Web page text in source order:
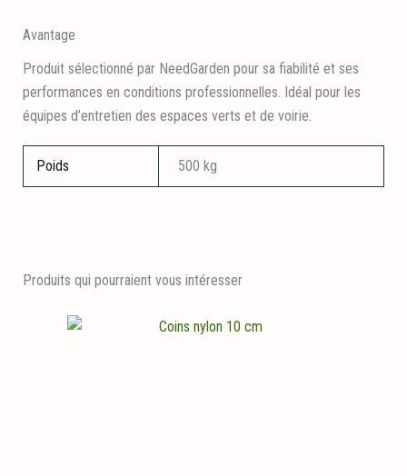
Avantage
Produit sélectionné par NeedGarden pour sa fiabilité et ses
performances en conditions professionnelles. Idéal pour les
équipes d’entretien des espaces verts et de voirie.
Poids 500 kg
Produits qui pourraient vous intéresser